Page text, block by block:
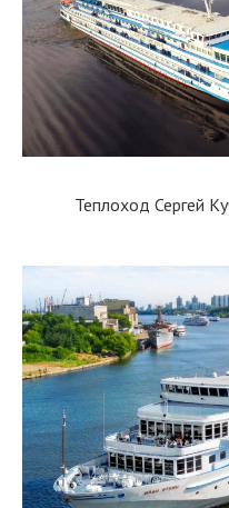
Теплоход Сергей